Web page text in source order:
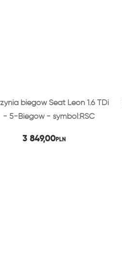
biegów Seat Leon 1.6 TDi
- 5-Biegów - symbol:RSC
3 849,00PLN